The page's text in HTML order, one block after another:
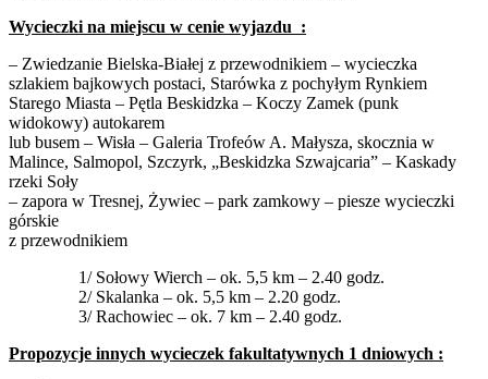
Wycieczki na miejscu w cenie wyjazdu :
– Zwiedzanie Bielska-Białej z przewodnikiem – wycieczka
szlakiem bajkowych postaci, Starówka z pochyłym Rynkiem
Starego Miasta – Pętla Beskidzka – Koczy Zamek (punk
widokowy) autokarem
lub busem – Wisła – Galeria Trofeów A. Małysza, skocznia w
Malince, Salmopol, Szczyrk, „Beskidzka Szwajcaria” – Kaskady
rzeki Soły
– zapora w Tresnej, Żywiec – park zamkowy – piesze wycieczki
górskie
z przewodnikiem
1/ Sołowy Wierch – ok. 5,5 km – 2.40 godz.
2/ Skalanka – ok. 5,5 km – 2.20 godz.
3/ Rachowiec – ok. 7 km – 2.40 godz.
Propozycje innych wycieczek fakultatywnych 1 dniowych :